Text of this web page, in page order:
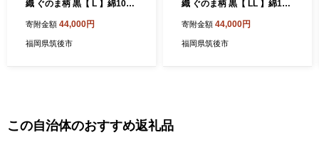
織 ぐのま柄 黒【 L 】綿10
寄附金額 44,000円
福岡県筑後市
織 ぐのま柄 黒【 LL 】綿10
寄附金額 44,000円
福岡県筑後市
この自治体のおすすめ返礼品